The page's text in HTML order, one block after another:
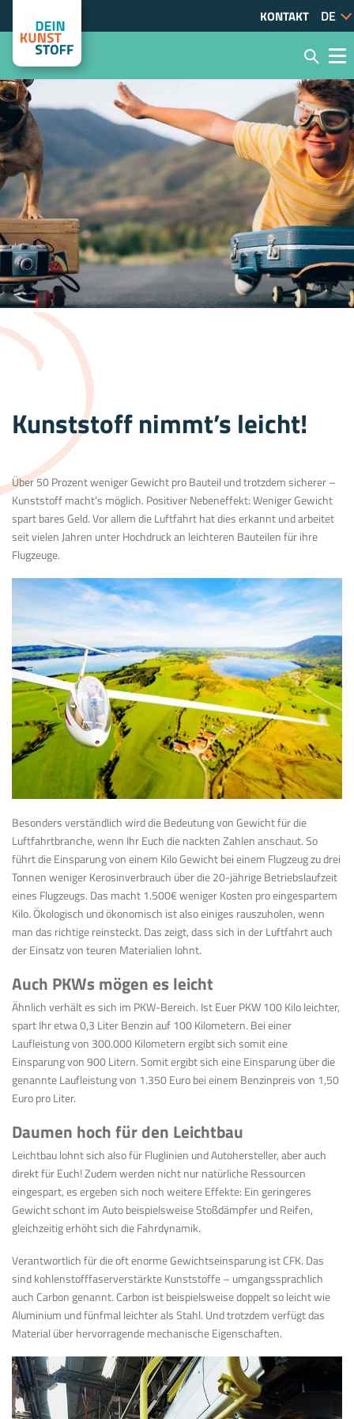
KONTAKT
Kunststoff nimmt’s leicht!
Über 50 Prozent weniger Gewicht pro Bauteil und trotzdem sicherer –
Kunststoff macht’s möglich. Positiver Nebeneffekt: Weniger Gewicht
spart bares Geld. Vor allem die Luftfahrt hat dies erkannt und arbeitet
seit vielen Jahren unter Hochdruck an leichteren Bauteilen für ihre
Flugzeuge.
Besonders verständlich wird die Bedeutung von Gewicht für die
Luftfahrtbranche, wenn Ihr Euch die nackten Zahlen anschaut. So
führt die Einsparung von einem Kilo Gewicht bei einem Flugzeug zu drei
Tonnen weniger Kerosinverbrauch über die 20-jährige Betriebslaufzeit
eines Flugzeugs. Das macht 1.500€ weniger Kosten pro eingespartem
Kilo. Ökologisch und ökonomisch ist also einiges rauszuholen, wenn
man das richtige reinsteckt. Das zeigt, dass sich in der Luftfahrt auch
der Einsatz von teuren Materialien lohnt.
Auch PKWs mögen es leicht
Ähnlich verhält es sich im PKW-Bereich. Ist Euer PKW 100 Kilo leichter,
spart Ihr etwa 0,3 Liter Benzin auf 100 Kilometern. Bei einer
Laufleistung von 300.000 Kilometern ergibt sich somit eine
Einsparung von 900 Litern. Somit ergibt sich eine Einsparung über die
genannte Laufleistung von 1.350 Euro bei einem Benzinpreis von 1,50
Euro pro Liter.
Daumen hoch für den Leichtbau
Leichtbau lohnt sich also für Fluglinien und Autohersteller, aber auch
direkt für Euch! Zudem werden nicht nur natürliche Ressourcen
eingespart, es ergeben sich noch weitere Effekte: Ein geringeres
Gewicht schont im Auto beispielsweise Stoßdämpfer und Reifen,
gleichzeitig erhöht sich die Fahrdynamik.
Verantwortlich für die oft enorme Gewichtseinsparung ist CFK. Das
sind kohlenstofffaserverstärkte Kunststoffe – umgangssprachlich
auch Carbon genannt. Carbon ist beispielsweise doppelt so leicht wie
Aluminium und fünfmal leichter als Stahl. Und trotzdem verfügt das
Material über hervorragende mechanische Eigenschaften.